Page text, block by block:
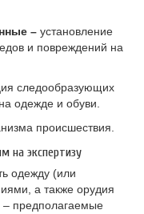
– установление
и повреждений на
следообразующих
одежде и обуви.
происшествия.
на экспертизу
одежду (или
а также орудия
предполагаемые